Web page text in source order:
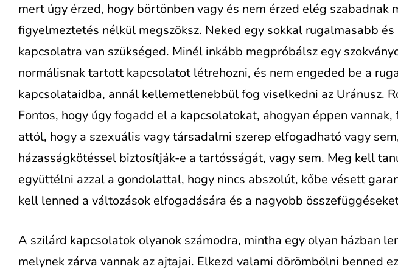
mert úgy érzed, hogy börtönben vagy és nem érzed elég szabadnak
figyelmeztetés nélkül megszöksz. Neked egy sokkal rugalmasabb
kapcsolatra van szükséged. Minél inkább megpróbálsz egy
normálisnak tartott kapcsolatot létrehozni, és nem engeded be a
kapcsolataidba, annál kellemetlenebbül fog viselkedni az Uránusz.
Fontos, hogy úgy fogadd el a kapcsolatokat, ahogyan éppen
attól, hogy a szexuális vagy társadalmi szerep elfogadható vagy
házasságkötéssel biztosítják-e a tartósságát, vagy sem. Meg kell
együttélni azzal a gondolattal, hogy nincs abszolút, kőbe vésett
kell lenned a változások elfogadására és a nagyobb
A szilárd kapcsolatok olyanok számodra, mintha egy olyan házban
melynek zárva vannak az ajtajai. Elkezd valami dörömbölni benned